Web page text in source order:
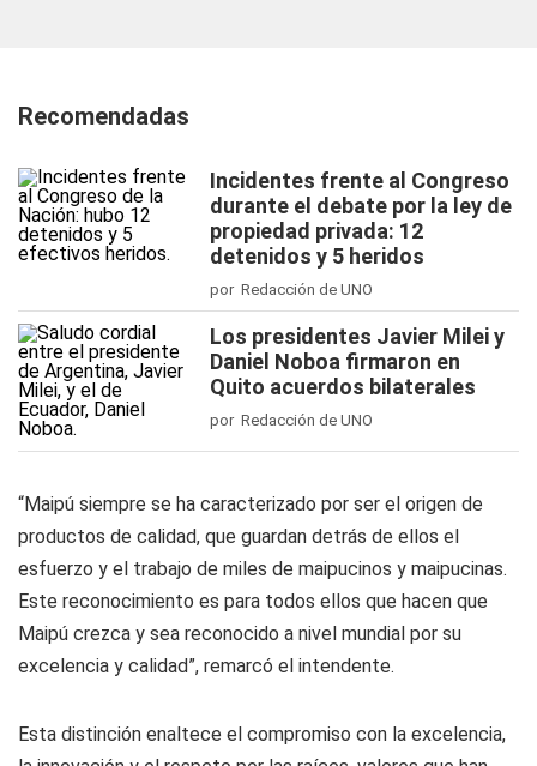
Recomendadas
Incidentes frente al Congreso
durante el debate por la ley de
propiedad privada: 12
detenidos y 5 heridos
por Redacción de UNO
Los presidentes Javier Milei y
Daniel Noboa firmaron en
Quito acuerdos bilaterales
por Redacción de UNO
“Maipú siempre se ha caracterizado por ser el origen de
productos de calidad, que guardan detrás de ellos el
esfuerzo y el trabajo de miles de maipucinos y maipucinas.
Este reconocimiento es para todos ellos que hacen que
Maipú crezca y sea reconocido a nivel mundial por su
excelencia y calidad”, remarcó el intendente.
Esta distinción enaltece el compromiso con la excelencia,